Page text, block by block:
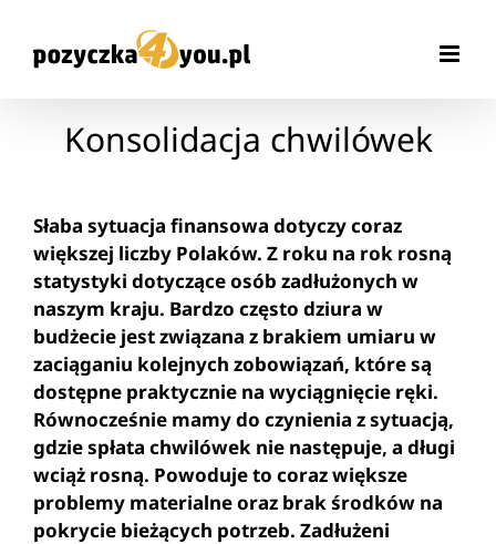
zawartości
Konsolidacja chwilówek
Słaba sytuacja finansowa dotyczy coraz
większej liczby Polaków. Z roku na rok rosną
statystyki dotyczące osób zadłużonych w
naszym kraju. Bardzo często dziura w
budżecie jest związana z brakiem umiaru w
zaciąganiu kolejnych zobowiązań, które są
dostępne praktycznie na wyciągnięcie ręki.
Równocześnie mamy do czynienia z sytuacją,
gdzie spłata chwilówek nie następuje, a długi
wciąż rosną. Powoduje to coraz większe
problemy materialne oraz brak środków na
pokrycie bieżących potrzeb. Zadłużeni